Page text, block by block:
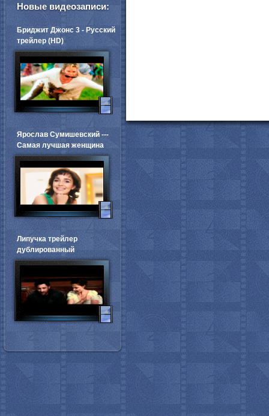
Новые видеозаписи:
Бриджит Джонс 3 - Русский
трейлер (HD)
Ярослав Сумишевский ---
Самая лучшая женщина
Липучка трейлер
дублированный